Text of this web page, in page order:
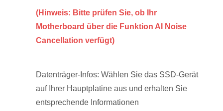
(Hinweis: Bitte prüfen Sie, ob Ihr
Motherboard über die Funktion AI Noise
Cancellation verfügt)
Datenträger-Infos: Wählen Sie das SSD-Gerät
auf Ihrer Hauptplatine aus und erhalten Sie
entsprechende Informationen